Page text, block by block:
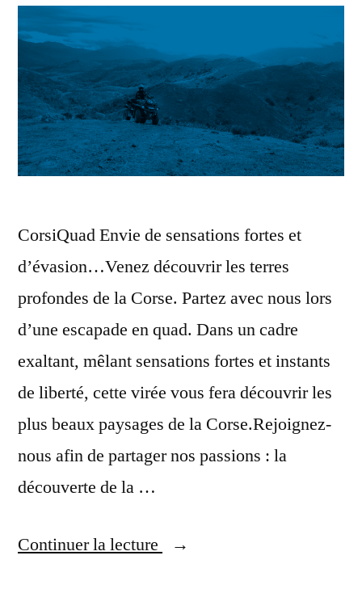
CorsiQuad Envie de sensations fortes et
d’évasion…Venez découvrir les terres
profondes de la Corse. Partez avec nous lors
d’une escapade en quad. Dans un cadre
exaltant, mêlant sensations fortes et instants
de liberté, cette virée vous fera découvrir les
plus beaux paysages de la Corse.Rejoignez-
nous afin de partager nos passions : la
découverte de la …
Continuer la lecture « Corsiquad »